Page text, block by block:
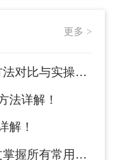
更多 >
（附详细表格）！
法详解！
解！
有常用方法！